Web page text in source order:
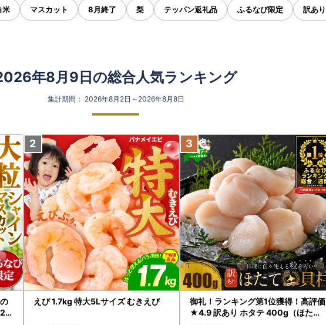
米 マスカット 8月終了 梨 テッパン返礼品 ふるなび限定 訳あり
年8月9日の総合人気ランキング
集計期間： 2026年8月2日～2026年8月8日
えび 1.7kg 特大5Lサイズ むきえび
御礼！ランキング第1位獲得！高評価
★4.9 訳あり ホタテ 400g（ほたて